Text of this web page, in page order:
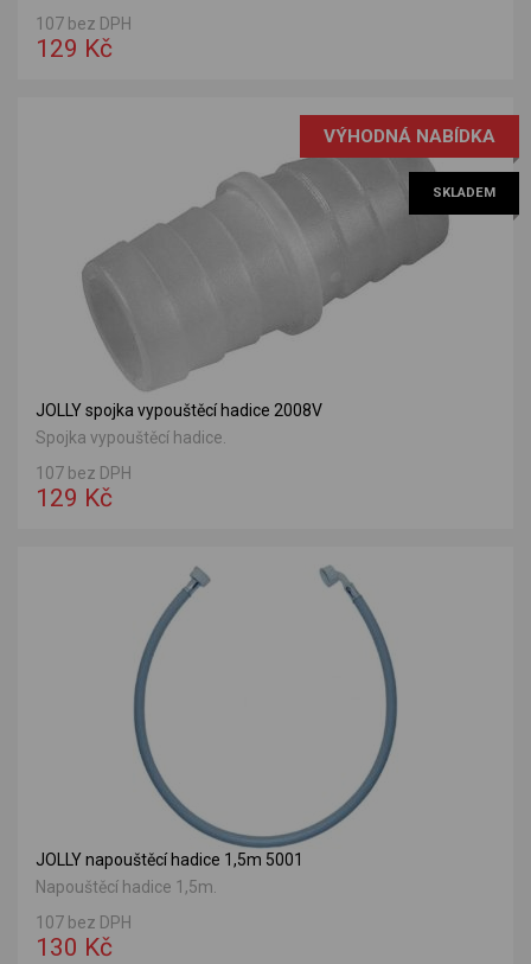
107 bez DPH
129 Kč
VÝHODNÁ NABÍDKA
SKLADEM
JOLLY spojka vypouštěcí hadice 2008V
Spojka vypouštěcí hadice.
107 bez DPH
129 Kč
JOLLY napouštěcí hadice 1,5m 5001
Napouštěcí hadice 1,5m.
107 bez DPH
130 Kč